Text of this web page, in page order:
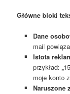
Główne bloki
Dane
mail
Istota
przykład:
moje konto
Naruszone